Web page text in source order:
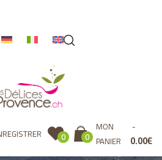
0 0
MON
PANIER
0.00€